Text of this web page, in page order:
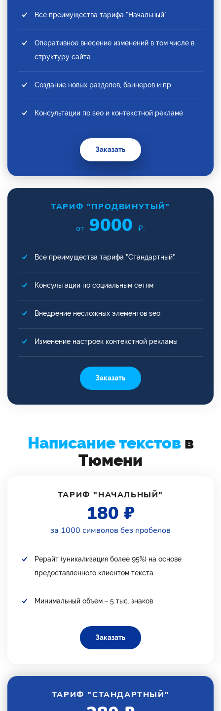
Все преимущества тарифа "Начальный"
Оперативное внесение изменений в том числе в
структуру сайта
Создание новых разделов, баннеров и пр.
Консультации по seo и контекстной рекламе
Заказать
ТАРИФ "ПРОДВИНУТЫЙ"
от 9000 ₽.
Все преимущества тарифа "Стандартный"
Консультации по социальным сетям
Внедрение несложных элементов seo
Изменение настроек контекстной рекламы
Заказать
Написание текстовв
Тюмени
ТАРИФ "НАЧАЛЬНЫЙ"
180 ₽
за 1000 символов без пробелов
Рерайт (уникализация более 95%) на основе
предоставленного клиентом текста
Минимальный объем – 5 тыс. знаков
Заказать
ТАРИФ "СТАНДАРТНЫЙ"